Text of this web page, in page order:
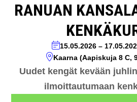
RANUAN
15.05.2026 –
Kaarna (Aapiskuja 8 C,
Uudet kengät kevään
ilmoittautumaan